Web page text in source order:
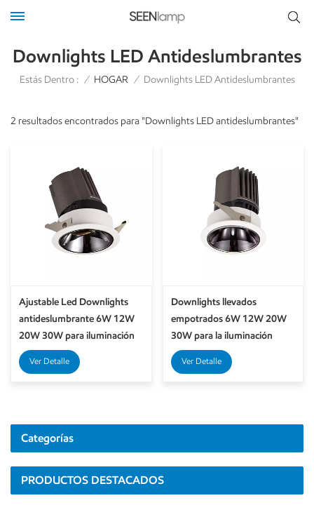
Downlights LED Antideslumbrantes
Estás Dentro : / HOGAR / Downlights LED Antideslumbrantes
2 resultados encontrados para "Downlights LED antideslumbrantes"
Ajustable Led Downlights
antideslumbrante 6W 12W
20W 30W para iluminación
de hotel
Ver Detalle
Downlights llevados
empotrados 6W 12W 20W
30W para la iluminación
interior del centro comercial
del hotel
Ver Detalle
Categorías
PRODUCTOS DESTACADOS